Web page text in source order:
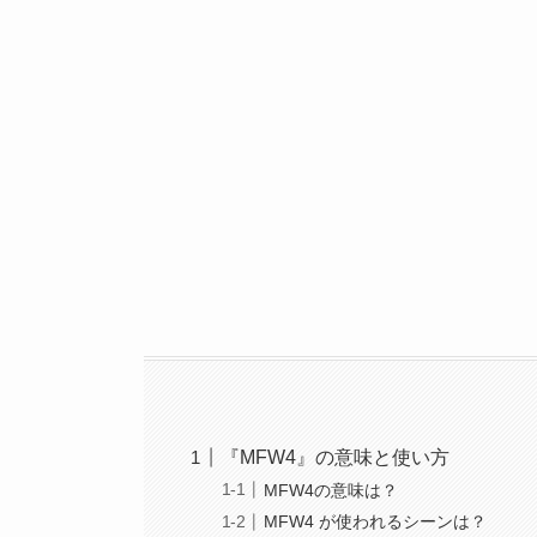
『MFW4』の意味と使い方
MFW4の意味は？
MFW4 が使われるシーンは？